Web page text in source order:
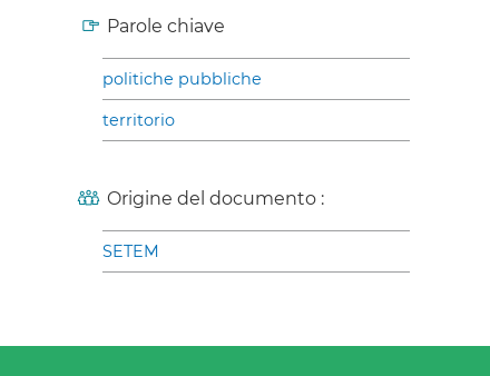
Parole chiave
politiche pubbliche
territorio
Origine del documento :
SETEM